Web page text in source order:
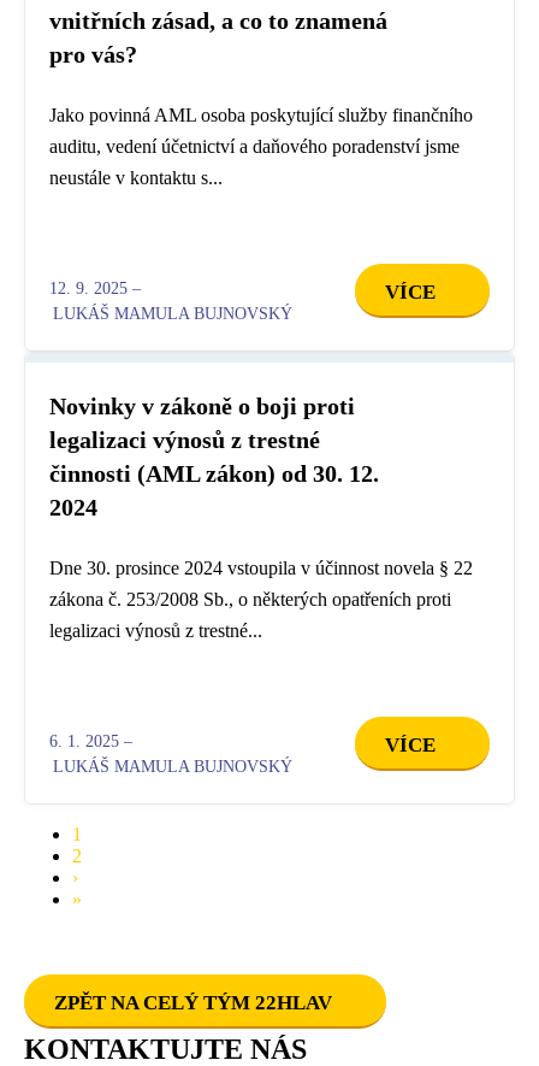
vnitřních zásad, a co to znamená
pro vás?
Jako povinná AML osoba poskytující služby finančního
auditu, vedení účetnictví a daňového poradenství jsme
neustále v kontaktu s...
12. 9. 2025 –
LUKÁŠ MAMULA BUJNOVSKÝ
VÍCE
Novinky v zákoně o boji proti
legalizaci výnosů z trestné
činnosti (AML zákon) od 30. 12.
2024
Dne 30. prosince 2024 vstoupila v účinnost novela § 22
zákona č. 253/2008 Sb., o některých opatřeních proti
legalizaci výnosů z trestné...
6. 1. 2025 –
LUKÁŠ MAMULA BUJNOVSKÝ
VÍCE
Pagination
Aktuální
stránka
1
Page
2
Následující
stránka
›
Poslední
»
ZPĚT NA CELÝ TÝM 22HLAV
KONTAKTUJTE NÁS